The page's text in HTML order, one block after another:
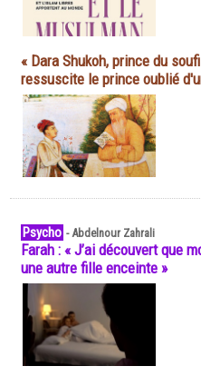
« Dara Shukoh, prince du
ressuscite le prince oublié
Psycho -Abdelnour Zahrali
Farah : « J’ai découvert que
une autre fille enceinte »